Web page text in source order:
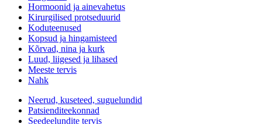
Hormoonid ja ainevahetus
Kirurgilised protseduurid
Koduteenused
Kopsud ja hingamisteed
Kõrvad, nina ja kurk
Luud, liigesed ja lihased
Meeste tervis
Nahk
Neerud, kuseteed, suguelundid
Patsienditeekonnad
Seedeelundite tervis